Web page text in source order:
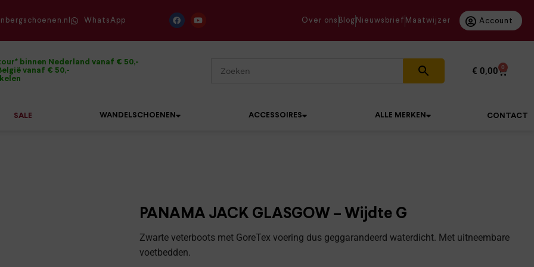
WhatsApp Over ons Blog Nieuwsbrief Maatwijzer Account
binnen Nederland vanaf € 50,-
vanaf € 50,-
€ 0,00 0
SALE WANDELSCHOENEN ACCESSOIRES ALLE MERKEN CONTACT
PANAMA JACK GLASGOW – Wijdte G
Zwarte veterboots met GoreTex voering dus geggarandeerd waterdicht. Met uitneembare
voetbedden.